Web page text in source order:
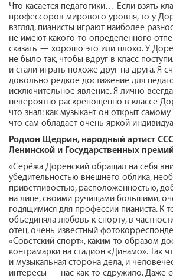
Что касается педагогики… Если взять
профессоров мирового уровня, то у
взгляд, пианисты играют наиболее
не имеют какого-то определенного
сказать — хорошо это или плохо. У
не было так, чтобы вдруг в класс
и стали играть похоже друг на друга. Я
довольно редкое достижение для
исключительное явление. Я лично
невероятно раскрепощенно в классе
что знал: как музыкант он открыт
что сам обладает очень яркой
Родион Щедрин, народный артист
Ленинской и Государственных
«Серёжа Доренский обращал на себя
убедительностью внешнего облика,
приветливостью, расположенностью,
на лице, своими ручищами большими,
годящимися для профессии пианиста. К
объединяла любовь к спорту, в
отец, очень известный
«Советский спорт», каким-то образом
контрамарки на стадион «Динамо». Так
и музыкальная сторона дела, и
интересы — нас как-то сдружило. Даже